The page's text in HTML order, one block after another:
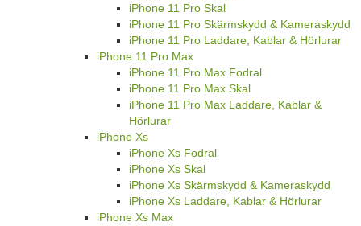
iPhone 11 Pro Skal
iPhone 11 Pro Skärmskydd & Kameraskydd
iPhone 11 Pro Laddare, Kablar & Hörlurar
iPhone 11 Pro Max
iPhone 11 Pro Max Fodral
iPhone 11 Pro Max Skal
iPhone 11 Pro Max Laddare, Kablar &
Hörlurar
iPhone Xs
iPhone Xs Fodral
iPhone Xs Skal
iPhone Xs Skärmskydd & Kameraskydd
iPhone Xs Laddare, Kablar & Hörlurar
iPhone Xs Max